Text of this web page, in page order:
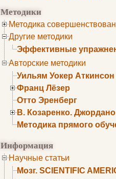
Методики
Методика
Другие методики
Эффективные
Авторские методики
Уильям Уокер Аткинсон
Франц Лёзер
Отто Эренберг
В. Козаренко. Джордано
Методика прямого
Информация
Научные статьи
Мозг. SCIENTIFIC